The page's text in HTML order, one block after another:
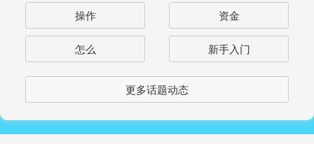
操作 资金
怎么 新手入门
更多话题动态